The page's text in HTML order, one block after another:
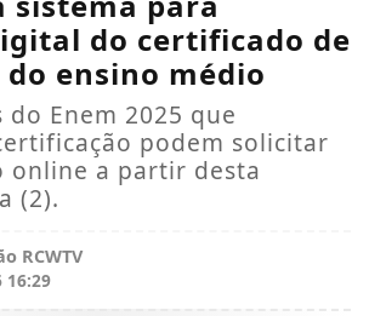
do certificado de
ensino médio
Enem 2025 que
podem solicitar
online a partir desta
(2).
RCWTV
16:29